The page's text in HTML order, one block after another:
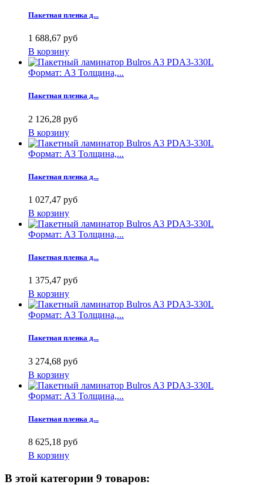
Пакетная пленка д...
1 688,67 руб
В корзину
Формат: А3 Толщина,...
Пакетная пленка д...
2 126,28 руб
В корзину
Формат: А3 Толщина,...
Пакетная пленка д...
1 027,47 руб
В корзину
Формат: А3 Толщина,...
Пакетная пленка д...
1 375,47 руб
В корзину
Формат: А3 Толщина,...
Пакетная пленка д...
3 274,68 руб
В корзину
Формат: А3 Толщина,...
Пакетная пленка д...
8 625,18 руб
В корзину
В этой категории 9 товаров: